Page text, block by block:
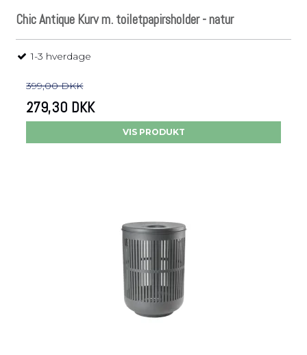
Chic Antique Kurv m. toiletpapirsholder - natur
1-3 hverdage
399,00 DKK
279,30 DKK
VIS PRODUKT